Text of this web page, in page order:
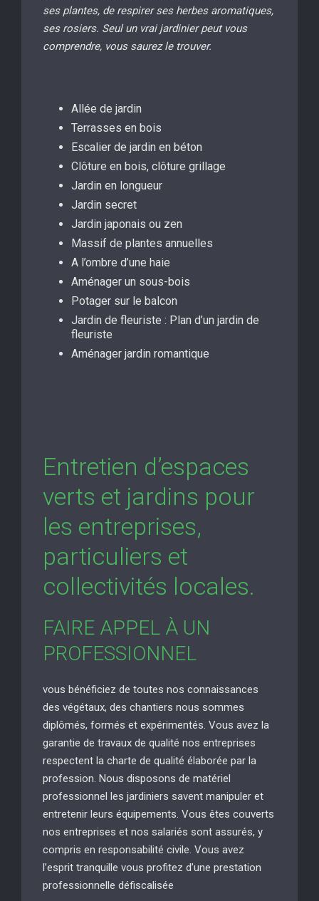
ses plantes, de respirer ses herbes aromatiques,
ses rosiers. Seul un vrai jardinier peut vous
comprendre, vous saurez le trouver.
Allée de jardin
Terrasses en bois
Escalier de jardin en béton
Clôture en bois, clôture grillage
Jardin en longueur
Jardin secret
Jardin japonais ou zen
Massif de plantes annuelles
A l’ombre d’une haie
Aménager un sous-bois
Potager sur le balcon
Jardin de fleuriste : Plan d’un jardin de
fleuriste
Aménager jardin romantique
Entretien d’espaces
verts et jardins pour
les entreprises,
particuliers et
collectivités locales.
FAIRE APPEL À UN
PROFESSIONNEL
vous bénéficiez de toutes nos connaissances
des végétaux, des chantiers nous sommes
diplômés, formés et expérimentés. Vous avez la
garantie de travaux de qualité nos entreprises
respectent la charte de qualité élaborée par la
profession. Nous disposons de matériel
professionnel les jardiniers savent manipuler et
entretenir leurs équipements. Vous êtes couverts
nos entreprises et nos salariés sont assurés, y
compris en responsabilité civile. Vous avez
l’esprit tranquille vous profitez d’une prestation
professionnelle défiscalisée